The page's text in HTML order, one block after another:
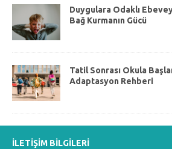
Duygulara Odaklı
Bağ Kurmanın Gücü
Tatil Sonrası Okula
Adaptasyon Rehberi
İLETIŞIM BILGILERI